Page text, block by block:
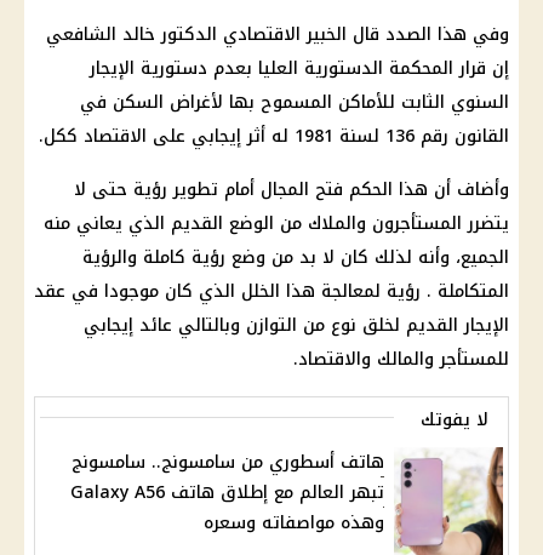
وفي هذا الصدد قال الخبير الاقتصادي الدكتور خالد الشافعي
إن قرار المحكمة الدستورية العليا بعدم دستورية الإيجار
السنوي الثابت للأماكن المسموح بها لأغراض السكن في
القانون رقم 136 لسنة 1981 له أثر إيجابي على الاقتصاد ككل.
وأضاف أن هذا الحكم فتح المجال أمام تطوير رؤية حتى لا
يتضرر المستأجرون والملاك من الوضع القديم الذي يعاني منه
الجميع، وأنه لذلك كان لا بد من وضع رؤية كاملة والرؤية
المتكاملة . رؤية لمعالجة هذا الخلل الذي كان موجودا في عقد
الإيجار القديم لخلق نوع من التوازن وبالتالي عائد إيجابي
للمستأجر والمالك والاقتصاد.
لا يفوتك
هاتف أسطوري من سامسونج.. سامسونج
تبهر العالم مع إطلاق هاتف Galaxy A56
وهذه مواصفاته وسعره